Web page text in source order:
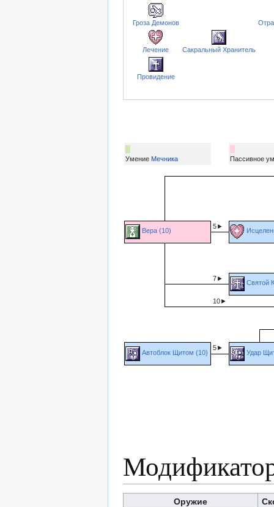
Гроза Демонов
Лечение Сакральный Хранитель
Провидение
Умение Мечника
Пассивное
Вера (10)
5►
7►
Святой
10►
Автоблок Щитом (10)
5►
Удар
Оружие